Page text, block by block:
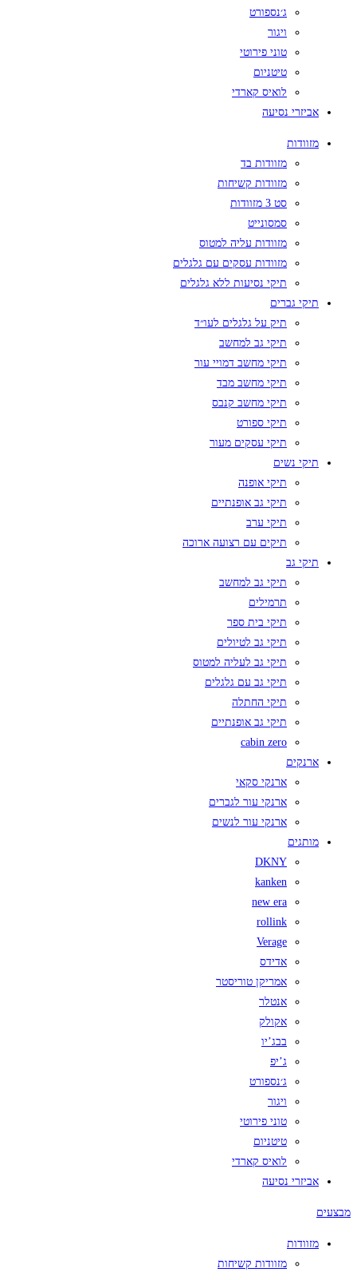
ג׳נספורט
ויגור
טוני פירוטי
טיטניום
לואיס קארדי
אביזרי נסיעה
מזוודות
מזוודות בד
מזוודות קשיחות
סט 3 מזוודות
סמסונייט
מזוודות עליה למטוס
מזוודות עסקים עם גלגלים
תיקי נסיעות ללא גלגלים
תיקי גברים
תיק על גלגלים לעו״ד
תיקי גב למחשב
תיקי מחשב דמויי עור
תיקי מחשב מבד
תיקי מחשב קנבס
תיקי ספורט
תיקי עסקים מעור
תיקי נשים
תיקי אופנה
תיקי גב אופנתיים
תיקי ערב
תיקים עם רצועה ארוכה
תיקי גב
תיקי גב למחשב
תרמילים
תיקי בית ספר
תיקי גב לטיולים
תיקי גב לעליה למטוס
תיקי גב עם גלגלים
תיקי החתלה
תיקי גב אופנתיים
cabin zero
ארנקים
ארנקי סקאי
ארנקי עור לגברים
ארנקי עור לנשים
מותגים
DKNY
kanken
new era
rollink
Verage
אדידס
אמריקן טוריסטר
אנטלר
אקולק
בבג’יו
ג’יפ
ג׳נספורט
ויגור
טוני פירוטי
טיטניום
לואיס קארדי
אביזרי נסיעה
מבצעים
מזוודות
מזוודות קשיחות